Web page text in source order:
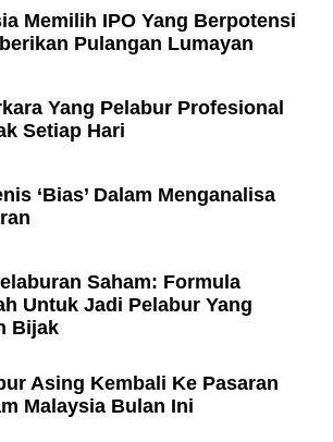
Memilih IPO Yang Berpotensi
Pulangan Lumayan
Yang Pelabur Profesional
Setiap Hari
‘Bias’ Dalam Menganalisa
Saham: Formula
Untuk Jadi Pelabur Yang
Bijak
Asing Kembali Ke Pasaran
Malaysia Bulan Ini